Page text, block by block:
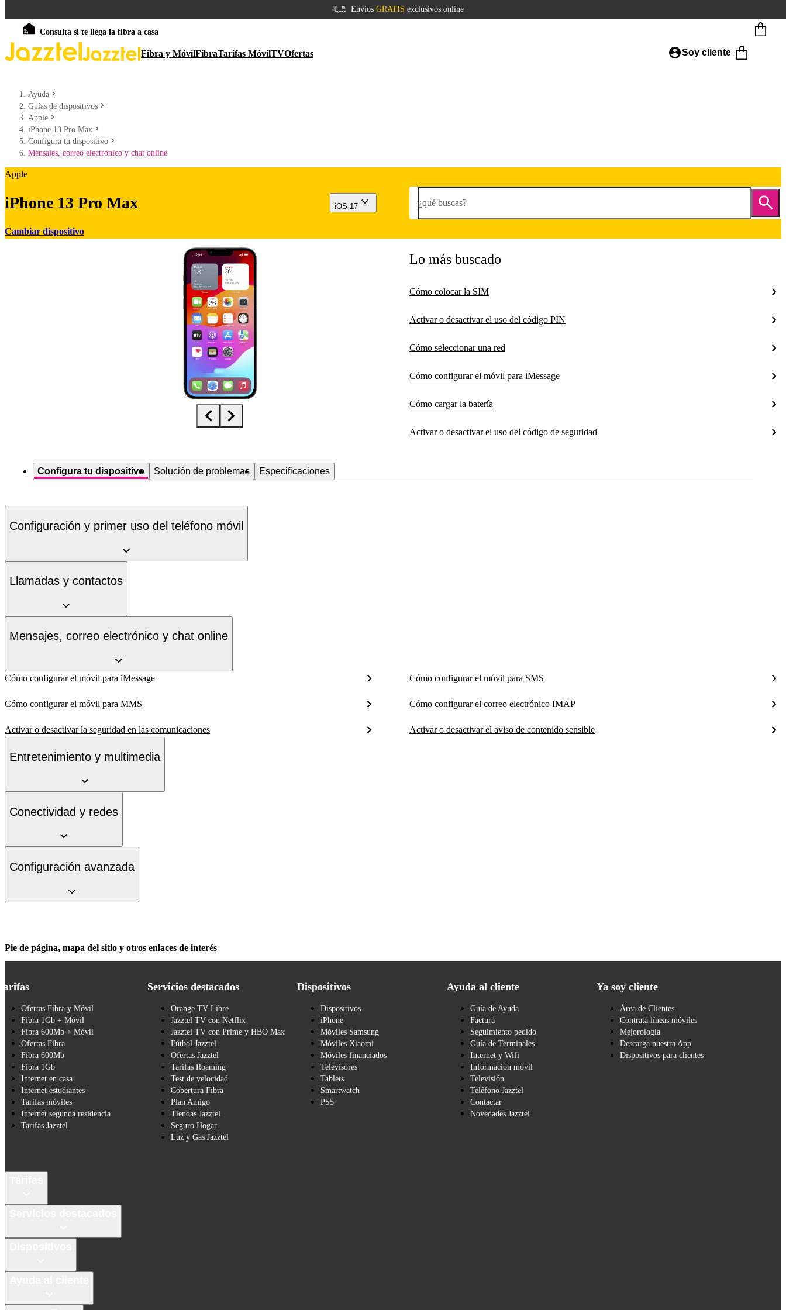
Envíos GRATIS exclusivos online
Consulta si te llega la fibra a casa
Fibra y MóvilFibraTarifas MóvilTVOfertas Soy cliente
Ayuda
Guías de dispositivos
Apple
iPhone 13 Pro Max
Configura tu dispositivo
Mensajes, correo electrónico y chat online
Apple
iPhone 13 Pro Max
Cambiar dispositivo
iOS 17 ¿qué buscas?
Lo más buscado
Cómo colocar la SIM
Activar o desactivar el uso del código PIN
Cómo seleccionar una red
Cómo configurar el móvil para iMessage
Cómo cargar la batería
Activar o desactivar el uso del código de seguridad
Configura tu dispositivo Solución de problemas Especificaciones
Configuración y primer uso del teléfono móvil
Llamadas y contactos
Mensajes, correo electrónico y chat online
Cómo configurar el móvil para iMessage Cómo configurar el móvil para SMS
Cómo configurar el móvil para MMS Cómo configurar el correo electrónico IMAP
Activar o desactivar la seguridad en las comunicaciones Activar o desactivar el aviso de contenido sensible
Entretenimiento y multimedia
Conectividad y redes
Configuración avanzada
Pie de página, mapa del sitio y otros enlaces de interés
Ofertas Fibra y Móvil
Fibra 1Gb + Móvil
Fibra 600Mb + Móvil
Ofertas Fibra
Fibra 600Mb
Fibra 1Gb
Internet en casa
Internet estudiantes
Tarifas móviles
Internet segunda residencia
Tarifas Jazztel
Servicios destacados
Orange TV Libre
Jazztel TV con Netflix
Jazztel TV con Prime y HBO Max
Fútbol Jazztel
Ofertas Jazztel
Tarifas Roaming
Test de velocidad
Cobertura Fibra
Plan Amigo
Tiendas Jazztel
Seguro Hogar
Luz y Gas Jazztel
Dispositivos
Dispositivos
iPhone
Móviles Samsung
Móviles Xiaomi
Móviles financiados
Televisores
Tablets
Smartwatch
PS5
Ayuda al cliente
Guía de Ayuda
Factura
Seguimiento pedido
Guía de Terminales
Internet y Wifi
Información móvil
Televisión
Teléfono Jazztel
Contactar
Novedades Jazztel
Ya soy cliente
Área de Clientes
Contrata líneas móviles
Mejorología
Descarga nuestra App
Dispositivos para clientes